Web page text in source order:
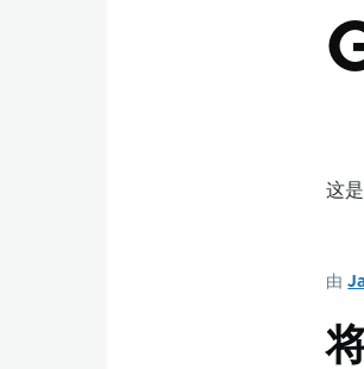
这
由